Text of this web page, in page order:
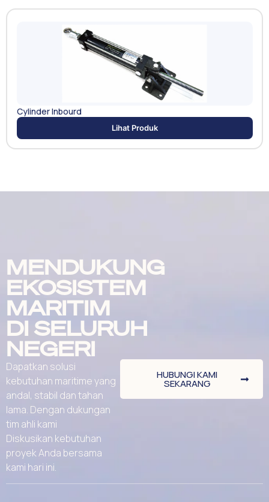
Cylinder Inbourd
Lihat Produk
MENDUKUNG
EKOSISTEM
MARITIM
DI SELURUH
NEGERI
Dapatkan solusi
kebutuhan maritime yang
andal, stabil dan tahan
lama. Dengan dukungan
tim ahli kami
Diskusikan kebutuhan
proyek Anda bersama
kami hari ini.
HUBUNGI KAMI
SEKARANG